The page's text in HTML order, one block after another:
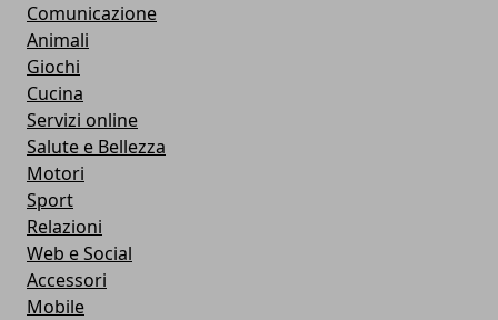
Comunicazione
Animali
Giochi
Cucina
Servizi online
Salute e Bellezza
Motori
Sport
Relazioni
Web e Social
Accessori
Mobile